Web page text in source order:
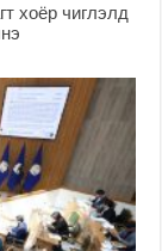
хоёр чиглэлд